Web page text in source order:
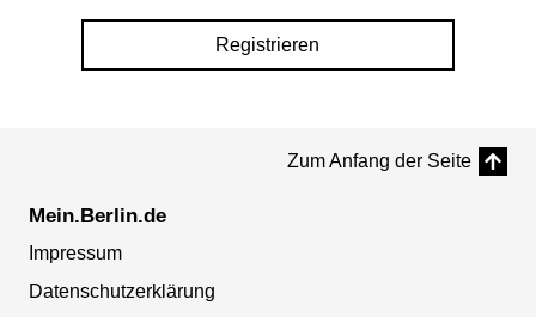
Registrieren
Zum Anfang der Seite
Mein.Berlin.de
Impressum
Datenschutzerklärung